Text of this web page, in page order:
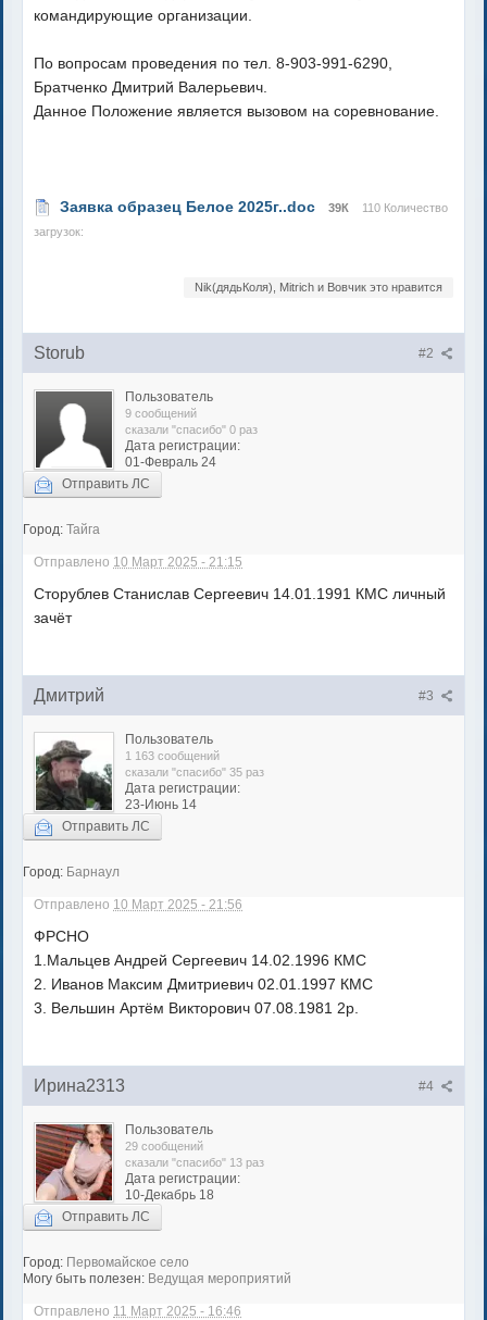
командирующие организации.
По вопросам проведения по тел. 8-903-991-6290,
Братченко Дмитрий Валерьевич.
Данное Положение является вызовом на соревнование.
Заявка образец Белое 2025г..doc 39К
110 Количество
загрузок:
Nik(дядьКоля), Mitrich и Вовчик это нравится
#2
Storub
Пользователь
9 сообщений
сказали "спасибо" 0 раз
Дата регистрации:
01-Февраль 24
Отправить ЛС
Город: Тайга
Отправлено 10 Март 2025 - 21:15
Сторублев Станислав Сергеевич 14.01.1991 КМС личный
зачёт
#3
Дмитрий
Пользователь
1 163 сообщений
сказали "спасибо" 35 раз
Дата регистрации:
23-Июнь 14
Отправить ЛС
Город: Барнаул
Отправлено 10 Март 2025 - 21:56
ФРСНО
1.Мальцев Андрей Сергеевич 14.02.1996 КМС
2. Иванов Максим Дмитриевич 02.01.1997 КМС
3. Вельшин Артём Викторович 07.08.1981 2р.
#4
Ирина2313
Пользователь
29 сообщений
сказали "спасибо" 13 раз
Дата регистрации:
10-Декабрь 18
Отправить ЛС
Город: Первомайское село
Могу быть полезен: Ведущая мероприятий
Отправлено 11 Март 2025 - 16:46